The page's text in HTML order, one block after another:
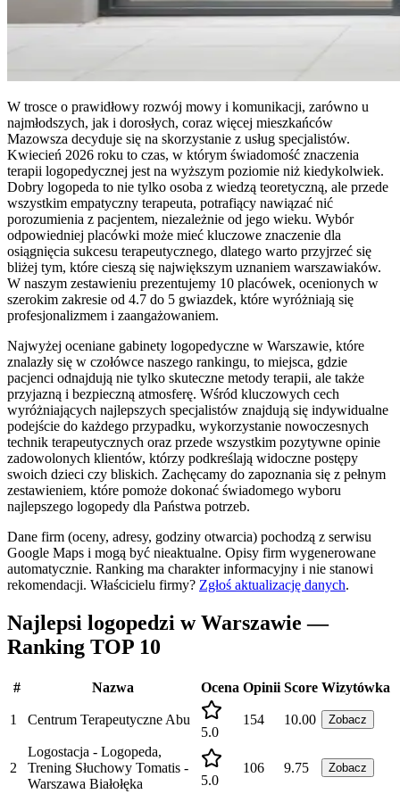
W trosce o prawidłowy rozwój mowy i komunikacji, zarówno u
najmłodszych, jak i dorosłych, coraz więcej mieszkańców
Mazowsza decyduje się na skorzystanie z usług specjalistów.
Kwiecień 2026 roku to czas, w którym świadomość znaczenia
terapii logopedycznej jest na wyższym poziomie niż kiedykolwiek.
Dobry logopeda to nie tylko osoba z wiedzą teoretyczną, ale przede
wszystkim empatyczny terapeuta, potrafiący nawiązać nić
porozumienia z pacjentem, niezależnie od jego wieku. Wybór
odpowiedniej placówki może mieć kluczowe znaczenie dla
osiągnięcia sukcesu terapeutycznego, dlatego warto przyjrzeć się
bliżej tym, które cieszą się największym uznaniem warszawiaków.
W naszym zestawieniu prezentujemy 10 placówek, ocenionych w
szerokim zakresie od 4.7 do 5 gwiazdek, które wyróżniają się
profesjonalizmem i zaangażowaniem.
Najwyżej oceniane gabinety logopedyczne w Warszawie, które
znalazły się w czołówce naszego rankingu, to miejsca, gdzie
pacjenci odnajdują nie tylko skuteczne metody terapii, ale także
przyjazną i bezpieczną atmosferę. Wśród kluczowych cech
wyróżniających najlepszych specjalistów znajdują się indywidualne
podejście do każdego przypadku, wykorzystanie nowoczesnych
technik terapeutycznych oraz przede wszystkim pozytywne opinie
zadowolonych klientów, którzy podkreślają widoczne postępy
swoich dzieci czy bliskich. Zachęcamy do zapoznania się z pełnym
zestawieniem, które pomoże dokonać świadomego wyboru
najlepszego logopedy dla Państwa potrzeb.
Dane firm (oceny, adresy, godziny otwarcia) pochodzą z serwisu
Google Maps i mogą być nieaktualne. Opisy firm wygenerowane
automatycznie. Ranking ma charakter informacyjny i nie stanowi
rekomendacji. Właścicielu firmy? Zgłoś aktualizację danych.
Najlepsi logopedzi w Warszawie —
Ranking TOP 10
# Nazwa Ocena Opinii Score Wizytówka
1
Centrum Terapeutyczne Abu
5.0
154 10.00 Zobacz
2
Logostacja - Logopeda,
Trening Słuchowy Tomatis -
Warszawa Białołęka
5.0
106 9.75 Zobacz